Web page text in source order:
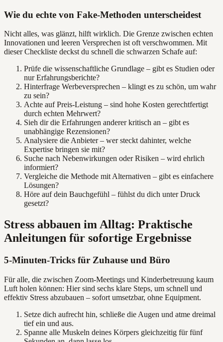
Wie du echte von Fake-Methoden unterscheidest
Nicht alles, was glänzt, hilft wirklich. Die Grenze zwischen echten
Innovationen und leeren Versprechen ist oft verschwommen. Mit
dieser Checkliste deckst du schnell die schwarzen Schafe auf:
Prüfe die wissenschaftliche Grundlage – gibt es Studien oder
nur Erfahrungsberichte?
Hinterfrage Werbeversprechen – klingt es zu schön, um wahr
zu sein?
Achte auf Preis-Leistung – sind hohe Kosten gerechtfertigt
durch echten Mehrwert?
Sieh dir die Erfahrungen anderer kritisch an – gibt es
unabhängige Rezensionen?
Analysiere die Anbieter – wer steckt dahinter, welche
Expertise bringen sie mit?
Suche nach Nebenwirkungen oder Risiken – wird ehrlich
informiert?
Vergleiche die Methode mit Alternativen – gibt es einfachere
Lösungen?
Höre auf dein Bauchgefühl – fühlst du dich unter Druck
gesetzt?
Stress abbauen im Alltag: Praktische
Anleitungen für sofortige Ergebnisse
5-Minuten-Tricks für Zuhause und Büro
Für alle, die zwischen Zoom-Meetings und Kinderbetreuung kaum
Luft holen können: Hier sind sechs klare Steps, um schnell und
effektiv Stress abzubauen – sofort umsetzbar, ohne Equipment.
Setze dich aufrecht hin, schließe die Augen und atme dreimal
tief ein und aus.
Spanne alle Muskeln deines Körpers gleichzeitig für fünf